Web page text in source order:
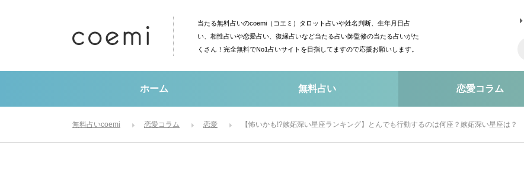
当たる無料占いのcoemi（コエミ）タロット占いや姓名判断、生年月日占
い、相性占いや恋愛占い、復縁占いなど当たる占い師監修の当たる占いがた
くさん！完全無料でNo1占いサイトを目指してますので応援お願いします。
ホーム 無料占い 恋愛コラム
無料占いcoemi 恋愛コラム 恋愛 【怖いかも!?嫉妬深い星座ランキング】とんでも行動するのは何座？嫉妬深い星座は？